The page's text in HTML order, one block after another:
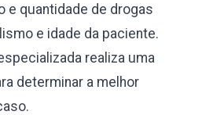
e quantidade de drogas
e idade da paciente.
realiza uma
determinar a melhor